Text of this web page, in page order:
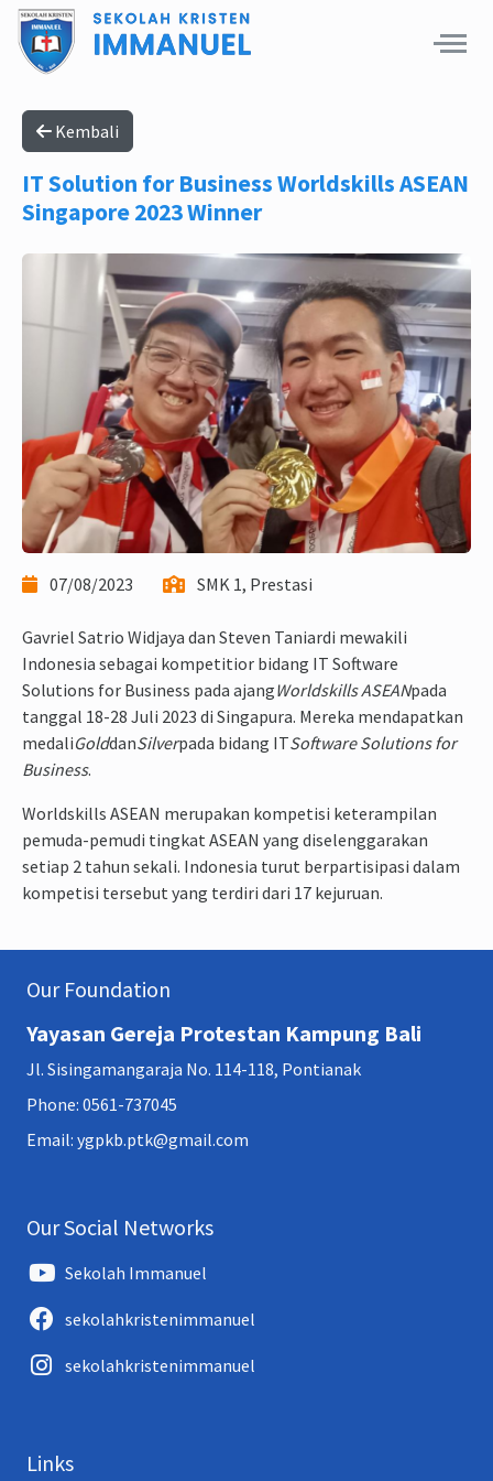
Kembali
IT Solution for Business Worldskills ASEAN
Singapore 2023 Winner
07/08/2023 SMK 1, Prestasi
Gavriel Satrio Widjaya dan Steven Taniardi mewakili
Indonesia sebagai kompetitior bidang IT Software
Solutions for Business pada ajangWorldskills ASEANpada
tanggal 18-28 Juli 2023 di Singapura. Mereka mendapatkan
medaliGolddanSilverpada bidang ITSoftware Solutions for
Business.
Worldskills ASEAN merupakan kompetisi keterampilan
pemuda-pemudi tingkat ASEAN yang diselenggarakan
setiap 2 tahun sekali. Indonesia turut berpartisipasi dalam
kompetisi tersebut yang terdiri dari 17 kejuruan.
Our Foundation
Yayasan Gereja Protestan Kampung Bali
Jl. Sisingamangaraja No. 114-118, Pontianak
Phone: 0561-737045
Email: ygpkb.ptk@gmail.com
Our Social Networks
Sekolah Immanuel
sekolahkristenimmanuel
sekolahkristenimmanuel
Links